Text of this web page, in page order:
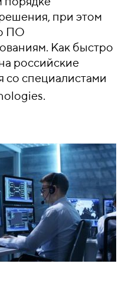
при этом
ПО
Как быстро
российские
со специалистами